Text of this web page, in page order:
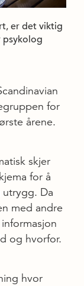
er det viktig
psykolog
for
årene.
skjer
for å
Da
med andre
og hvorfor.
hvor